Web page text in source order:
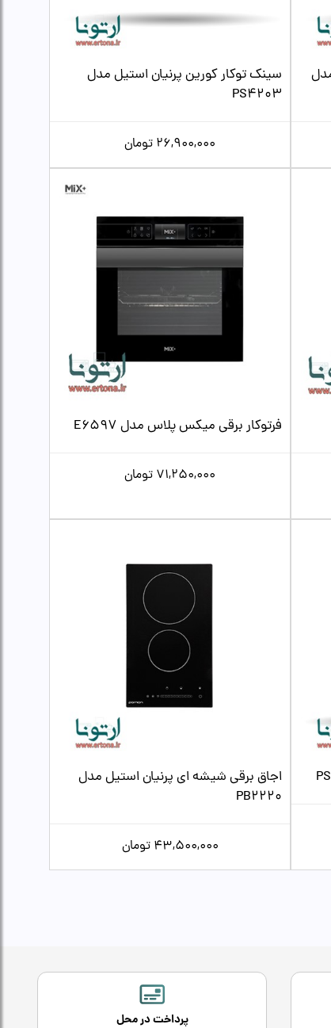
سینک توکار کورین پرنیان استیل مدل
PS4203
26,900,000 تومان
فرتوکار برقی میکس پلاس مدل E6597
71,250,000 تومان
اجاق برقی شیشه ای پرنیان استیل مدل
PB2220
43,500,000 تومان
پرداخت در محل